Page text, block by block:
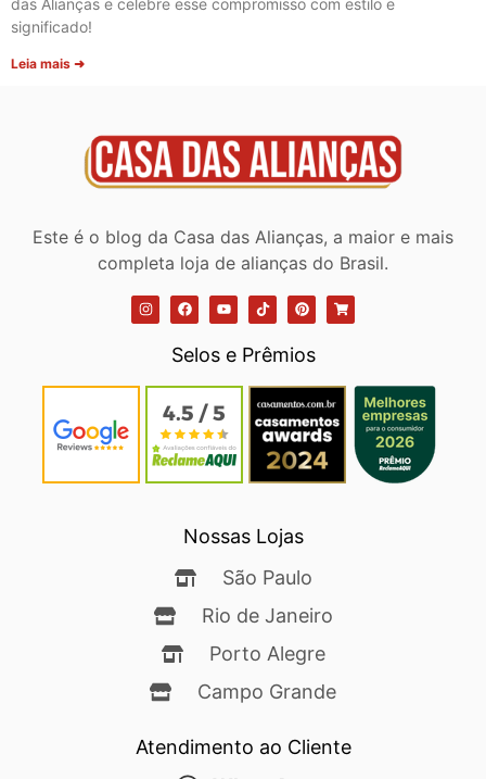
das Alianças e celebre esse compromisso com estilo e
significado!
Leia mais ➜
Este é o blog da Casa das Alianças, a maior e mais
completa loja de alianças do Brasil.
Selos e Prêmios
Nossas Lojas
São Paulo
Rio de Janeiro
Porto Alegre
Campo Grande
Atendimento ao Cliente